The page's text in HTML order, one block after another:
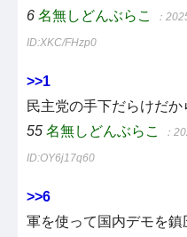
6 名無しどんぶらこ ：
ID:XKC/FHzp0
>>1
民主党の手下だらけだ
55 名無しどんぶらこ ：
ID:OY6j17q60
>>6
軍を使って国内デモを